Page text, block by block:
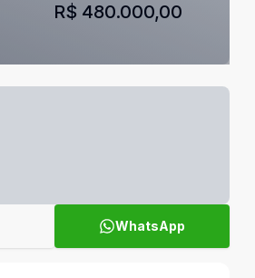
R$ 480.000,00
WhatsApp